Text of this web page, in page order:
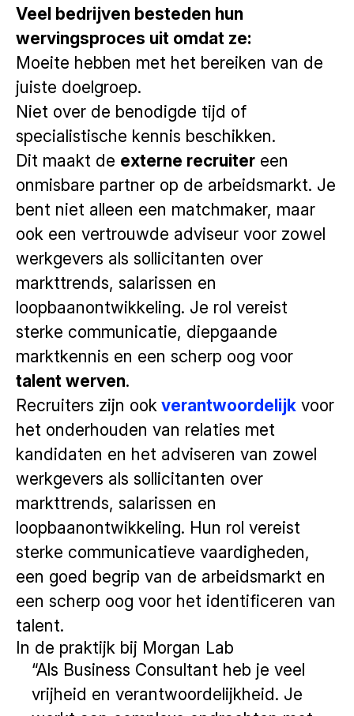
Veel bedrijven besteden hun
wervingsproces uit omdat ze:
Moeite hebben met het bereiken van de
juiste doelgroep.
Niet over de benodigde tijd of
specialistische kennis beschikken.
Dit maakt de externe recruiter een
onmisbare partner op de arbeidsmarkt. Je
bent niet alleen een matchmaker, maar
ook een vertrouwde adviseur voor zowel
werkgevers als sollicitanten over
markttrends, salarissen en
loopbaanontwikkeling. Je rol vereist
sterke communicatie, diepgaande
marktkennis en een scherp oog voor
talent werven.
Recruiters zijn ook verantwoordelijk voor
het onderhouden van relaties met
kandidaten en het adviseren van zowel
werkgevers als sollicitanten over
markttrends, salarissen en
loopbaanontwikkeling. Hun rol vereist
sterke communicatieve vaardigheden,
een goed begrip van de arbeidsmarkt en
een scherp oog voor het identificeren van
talent.
In de praktijk bij Morgan Lab
“Als Business Consultant heb je veel
vrijheid en verantwoordelijkheid. Je